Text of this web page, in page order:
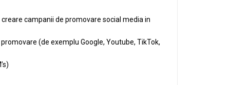
campanii de promovare social media in
(de exemplu Google, Youtube, TikTok,